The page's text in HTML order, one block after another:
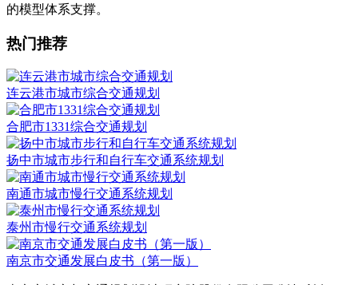
的模型体系支撑。
热门推荐
连云港市城市综合交通规划
合肥市1331综合交通规划
扬中市城市步行和自行车交通系统规划
南通市城市慢行交通系统规划
泰州市慢行交通系统规划
南京市交通发展白皮书（第一版）